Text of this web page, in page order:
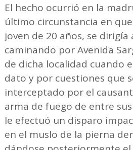
El hecho ocurrió en la
último circunstancia en
joven de 20 años, se
caminando por Avenida
de dicha localidad cuando
dato y por cuestiones que
interceptado por el
arma de fuego de entre
le efectuó un disparo
en el muslo de la pierna